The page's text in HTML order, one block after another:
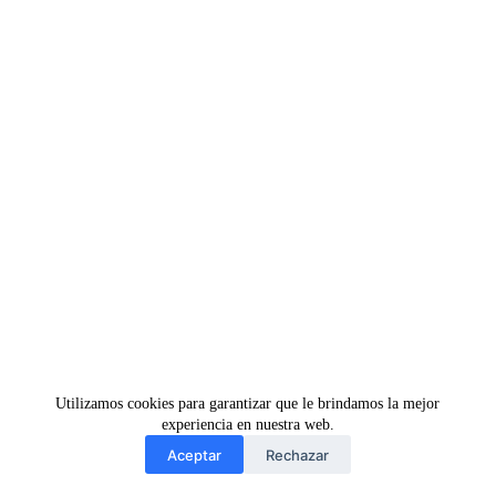
Utilizamos cookies para garantizar que le brindamos la mejor
experiencia en nuestra web.
Aceptar Rechazar